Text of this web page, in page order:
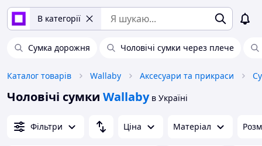
В категорії
Сумка дорожня Чоловічі сумки через плече
Каталог товарів Wallaby Аксесуари та прикраси
Чоловічі сумки Wallaby в Україні
Фільтри Ціна Матеріал